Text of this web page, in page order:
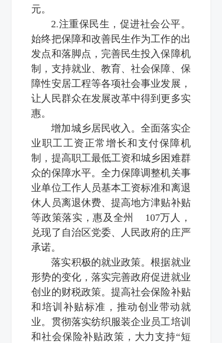
元。
2.注重保民生，促进社会公平。
始终把保障和改善民生作为工作的出
发点和落脚点，完善民生投入保障机
制，支持就业、教育、社会保障、保
障性安居工程等各项社会事业发展，
让人民群众在发展改革中得到更多实
惠。
增加城乡居民收入。全面落实企
业职工工资正常增长和支付保障机
制，提高职工最低工资和城乡困难群
众的保障水平。全力保障调整机关事
业单位工作人员基本工资标准和离退
休人员离退休费、提高地方津贴补贴
等政策落实，惠及全州 107万人，
兑现了自治区党委、人民政府的庄严
承诺。
落实积极的就业政策。根据就业
形势的变化，落实完善政府促进就业
创业的财税政策。提高社会保险补贴
和培训补贴标准，推动创业带动就
业。贯彻落实纺织服装企业员工培训
和社会保险补贴政策，大力支持“短